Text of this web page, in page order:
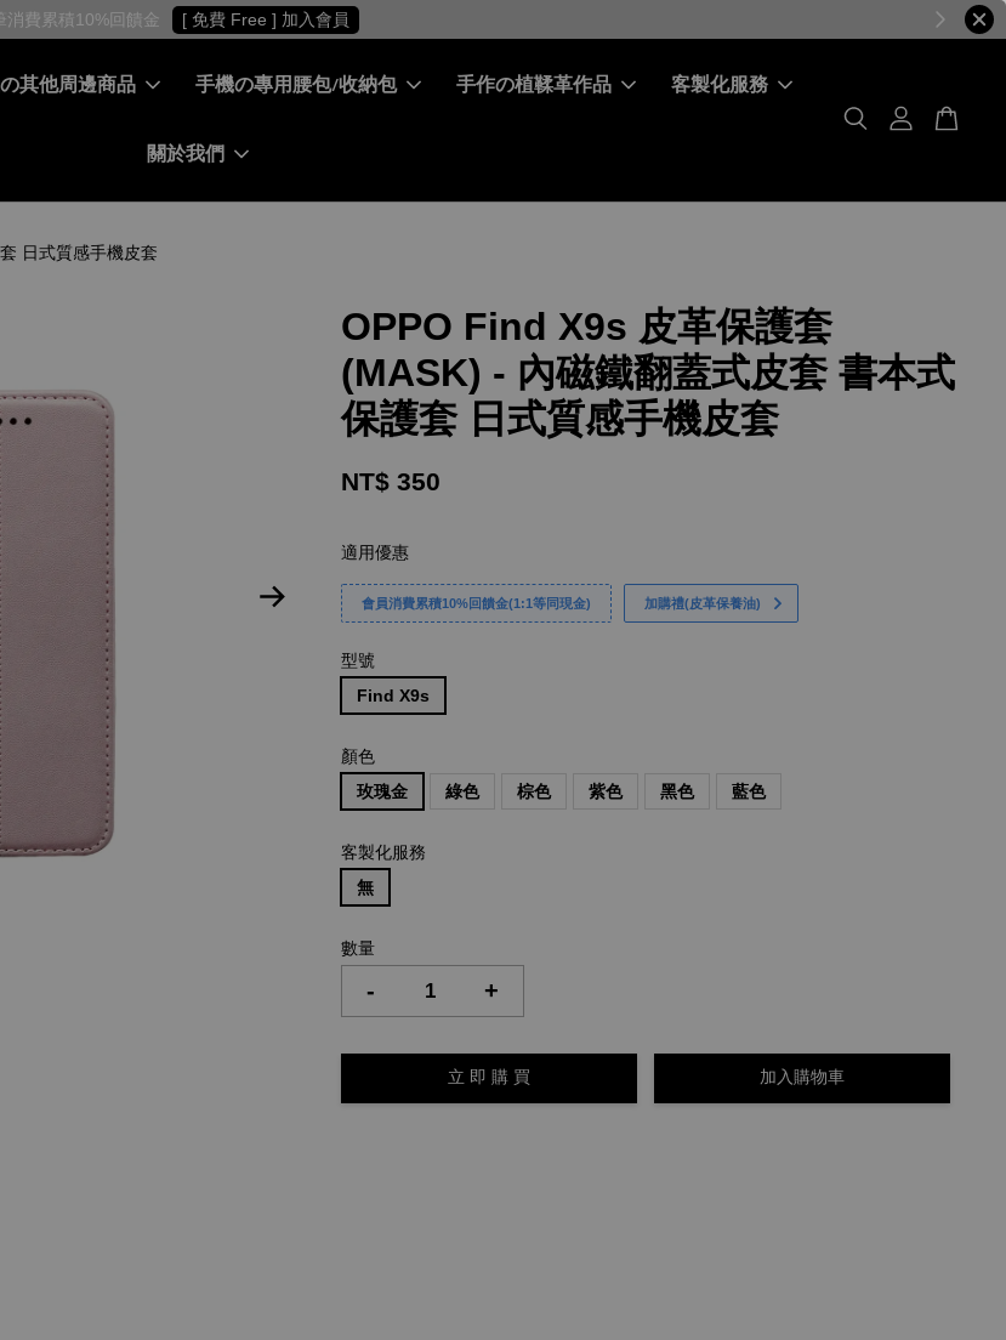
］ 每筆消費累積10%回饋金 [ 免費 Free ] 加入會員
其他周邊商品 手機の專用腰包/收納包 手作の植鞣革作品 客製化服務
關於我們
日式質感手機皮套
OPPO Find X9s 皮革保護套
(MASK) - 內磁鐵翻蓋式皮套 書本式
保護套 日式質感手機皮套
NT$ 350
適用優惠
會員消費累積10%回饋金(1:1等同現金) 加購禮(皮革保養油)
型號
Find X9s
顏色
玫瑰金
綠色 棕色 紫色 黑色 藍色
客製化服務
無
數量
- +
立 即 購 買 加入購物車